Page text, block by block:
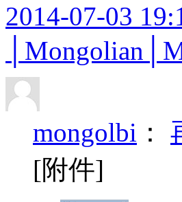
2014-07-03
mongolbi ：
[附件]